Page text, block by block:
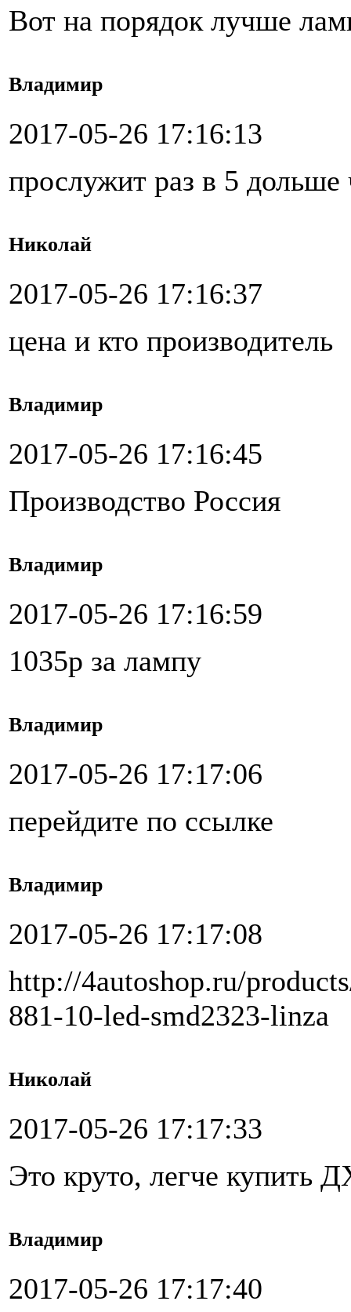
Вот на порядок лучше
Владимир
2017-05-26 17:16:13
прослужит раз в 5 дольше
Николай
2017-05-26 17:16:37
цена и кто производитель
Владимир
2017-05-26 17:16:45
Производство Россия
Владимир
2017-05-26 17:16:59
1035р за лампу
Владимир
2017-05-26 17:17:06
перейдите по ссылке
Владимир
2017-05-26 17:17:08
http://4autoshop.ru/
881-10-led-smd2323-linza
Николай
2017-05-26 17:17:33
Это круто, легче купить
Владимир
2017-05-26 17:17:40